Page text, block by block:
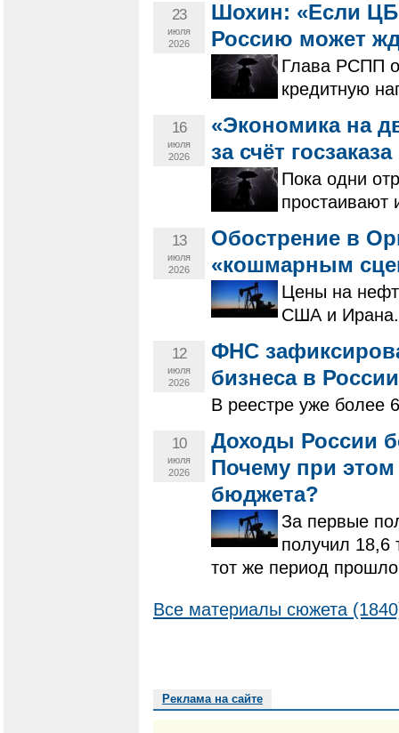
23
июля
2026
Шохин: «Если ЦБ
Россию может
Глава РСПП
кредитную
16
июля
2026
«Экономика на
за счёт
Пока одни
простаивают
13
июля
2026
Обострение в
«кошмарным
Цены на
США и Ирана.
12
июля
2026
ФНС
бизнеса в России
В реестре уже более
10
июля
2026
Доходы России
Почему при
бюджета?
За первые
получил 18,6
тот же период
Все материалы сюжета
Реклама на сайте